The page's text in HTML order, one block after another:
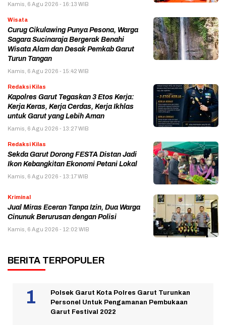
Kamis, 6 Agu 2026 - 16:13 WIB
Wisata
Curug Cikulawing Punya Pesona, Warga
Sagara Sucinaraja Bergerak Benahi
Wisata Alam dan Desak Pemkab Garut
Turun Tangan
Kamis, 6 Agu 2026 - 15:42 WIB
Redaksi Kilas
Kapolres Garut Tegaskan 3 Etos Kerja:
Kerja Keras, Kerja Cerdas, Kerja Ikhlas
untuk Garut yang Lebih Aman
Kamis, 6 Agu 2026 - 13:27 WIB
Redaksi Kilas
Sekda Garut Dorong FESTA Distan Jadi
Ikon Kebangkitan Ekonomi Petani Lokal
Kamis, 6 Agu 2026 - 13:17 WIB
Kriminal
Jual Miras Eceran Tanpa Izin, Dua Warga
Cinunuk Berurusan dengan Polisi
Kamis, 6 Agu 2026 - 12:02 WIB
BERITA TERPOPULER
Polsek Garut Kota Polres Garut Turunkan
Personel Untuk Pengamanan Pembukaan
Garut Festival 2022